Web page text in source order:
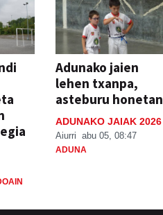
Adunako jaien
lehen txanpa,
asteburu honetan
ADUNAKO JAIAK 2026
Aiurri abu 05, 08:47
ADUNA